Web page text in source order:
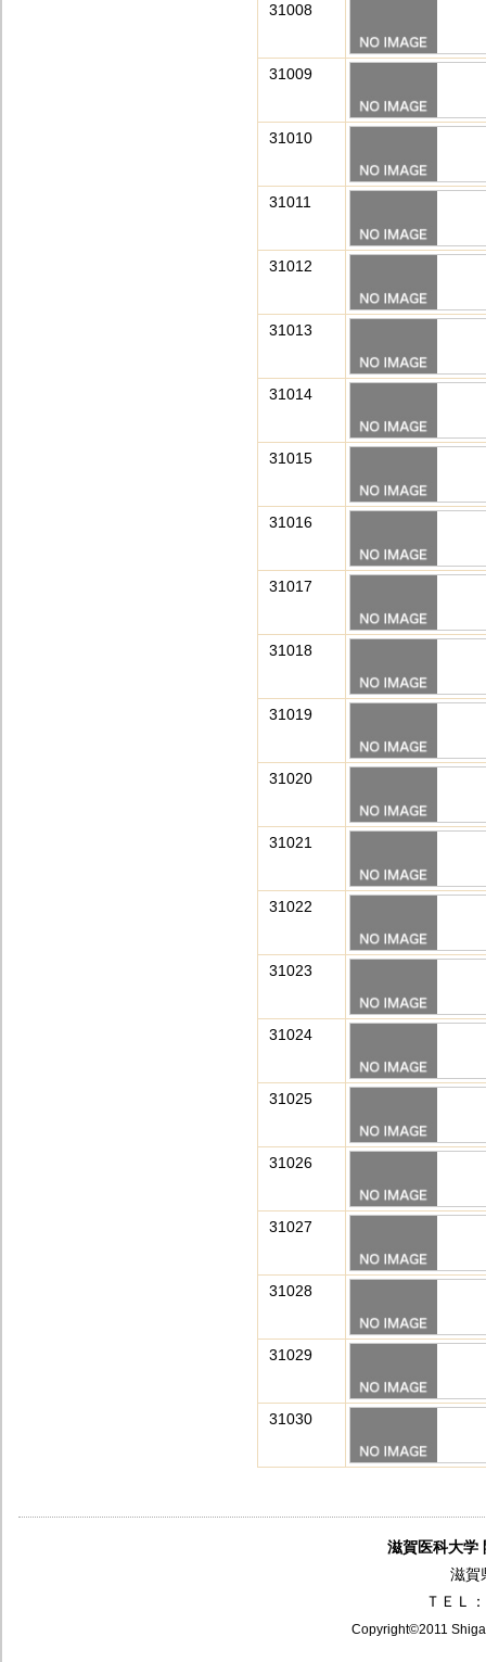
31008
31009
31010
31011
31012
31013
31014
31015
31016
31017
31018
31019
31020
31021
31022
31023
31024
31025
31026
31027
31028
31029
31030
滋賀医科大学
滋賀
ＴＥＬ
Copyright©2011